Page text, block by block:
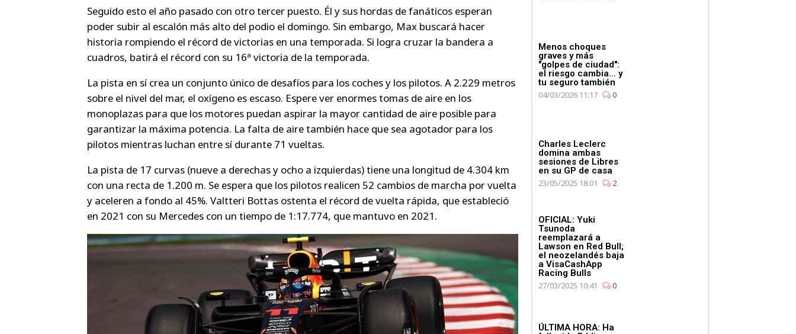
Seguido esto el año pasado con otro tercer puesto. Él y sus hordas de fanáticos esperan
poder subir al escalón más alto del podio el domingo. Sin embargo, Max buscará hacer
historia rompiendo el récord de victorias en una temporada. Si logra cruzar la bandera a
cuadros, batirá el récord con su 16ª victoria de la temporada.
La pista en sí crea un conjunto único de desafíos para los coches y los pilotos. A 2.229 metros
sobre el nivel del mar, el oxígeno es escaso. Espere ver enormes tomas de aire en los
monoplazas para que los motores puedan aspirar la mayor cantidad de aire posible para
garantizar la máxima potencia. La falta de aire también hace que sea agotador para los
pilotos mientras luchan entre sí durante 71 vueltas.
La pista de 17 curvas (nueve a derechas y ocho a izquierdas) tiene una longitud de 4.304 km
con una recta de 1.200 m. Se espera que los pilotos realicen 52 cambios de marcha por vuelta
y aceleren a fondo al 45%. Valtteri Bottas ostenta el récord de vuelta rápida, que estableció
en 2021 con su Mercedes con un tiempo de 1:17.774, que mantuvo en 2021.
Menos choques
graves y más
"golpes de ciudad":
el riesgo cambia... y
tu seguro también
04/03/2026 11:17
0
Charles Leclerc
domina ambas
sesiones de Libres
en su GP de casa
23/05/2025 18:01
2
OFICIAL: Yuki
Tsunoda
reemplazará a
Lawson en Red Bull;
el neozelandés baja
a VisaCashApp
Racing Bulls
27/03/2025 10:41
0
ÚLTIMA HORA: Ha